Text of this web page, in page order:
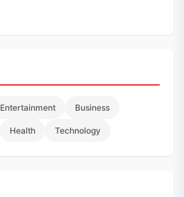
Entertainment Business
Health Technology